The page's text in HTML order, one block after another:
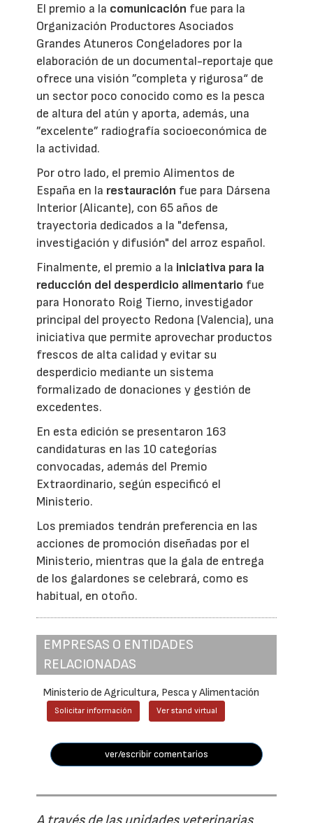
El premio a la comunicación fue para la
Organización Productores Asociados
Grandes Atuneros Congeladores por la
elaboración de un documental-reportaje que
ofrece una visión ”completa y rigurosa“ de
un sector poco conocido como es la pesca
de altura del atún y aporta, además, una
”excelente” radiografía socioeconómica de
la actividad.
Por otro lado, el premio Alimentos de
España en la restauración fue para Dársena
Interior (Alicante), con 65 años de
trayectoria dedicados a la "defensa,
investigación y difusión" del arroz español.
Finalmente, el premio a la iniciativa para la
reducción del desperdicio alimentario fue
para Honorato Roig Tierno, investigador
principal del proyecto Redona (Valencia), una
iniciativa que permite aprovechar productos
frescos de alta calidad y evitar su
desperdicio mediante un sistema
formalizado de donaciones y gestión de
excedentes.
En esta edición se presentaron 163
candidaturas en las 10 categorías
convocadas, además del Premio
Extraordinario, según especificó el
Ministerio.
Los premiados tendrán preferencia en las
acciones de promoción diseñadas por el
Ministerio, mientras que la gala de entrega
de los galardones se celebrará, como es
habitual, en otoño.
EMPRESAS O ENTIDADES
RELACIONADAS
Ministerio de Agricultura, Pesca y Alimentación
Solicitar información Ver stand virtual
ver/escribir comentarios